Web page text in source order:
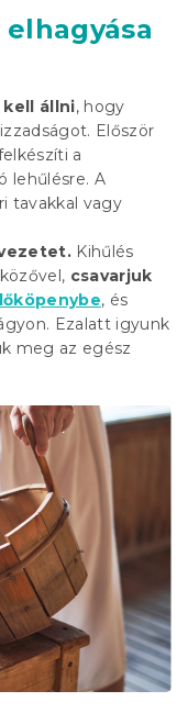
kell állni, hogy
Először
a
lehűlésre. A
tavakkal vagy
Kihűlés
vel, csavarjuk
, és
Ezalatt igyunk
meg az egész